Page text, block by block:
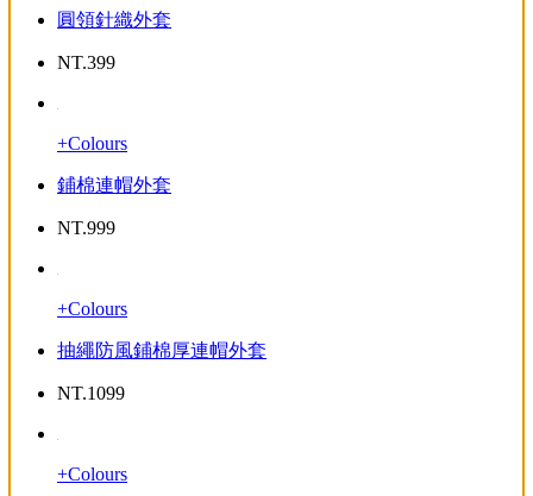
圓領針織外套
NT.399
+Colours
鋪棉連帽外套
NT.999
+Colours
抽繩防風鋪棉厚連帽外套
NT.1099
+Colours